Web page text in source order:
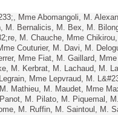
Mme Abomangoli, M.
M. Bernalicis, M. Bex, M.
M. Chauche, Mme
Couturier, M. Davi, M.
Mme Fiat, M. Gaillard,
M. Kerbrat, M. Lachaud, M.
Mme Lepvraud, M.
Mathieu, M. Maudet, Mme
M. Pilato, M. Piquemal,
M. Ruffin, M. Saintoul, M.